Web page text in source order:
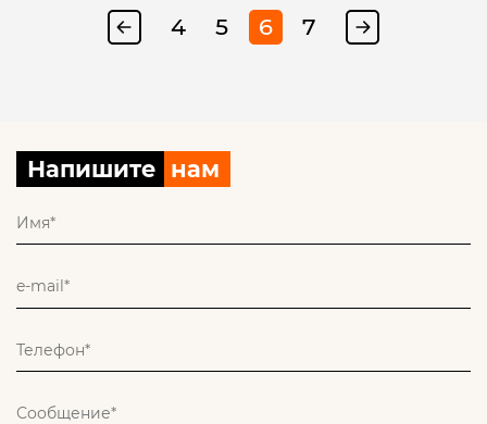
4 5 6 7
Напишите нам